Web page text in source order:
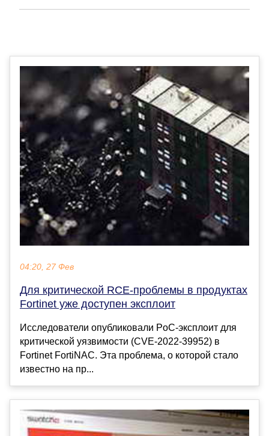
04:20, 27 Фев
Для критической RCE-проблемы в продуктах
Fortinet уже доступен эксплоит
Исследователи опубликовали PoC-эксплоит для
критической уязвимости (CVE-2022-39952) в
Fortinet FortiNAC. Эта проблема, о которой стало
известно на пр...